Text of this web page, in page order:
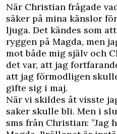
När Christian frågade
säker på mina känslor
ljuga. Det kändes som
ryggen på Magda, men
mot både mig själv och
det var, att jag
att jag förmodligen
gifte sig i maj.
När vi skildes åt visste
saker skulle bli. Men i
sms från Christian: ”Jag